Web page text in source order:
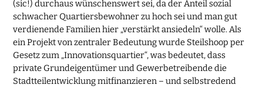
(sic!) durchaus wünschenswert sei, da der Anteil sozial
schwacher Quartiersbewohner zu hoch sei und man gut
verdienende Familien hier „verstärkt ansiedeln“ wolle. Als
ein Projekt von zentraler Bedeutung wurde Steilshoop per
Gesetz zum „Innovationsquartier“, was bedeutet, dass
private Grundeigentümer und Gewerbetreibende die
Stadtteilentwicklung mitfinanzieren – und selbstredend